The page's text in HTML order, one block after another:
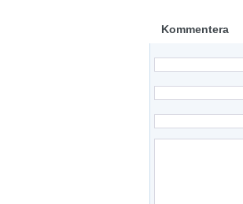
Kommentera